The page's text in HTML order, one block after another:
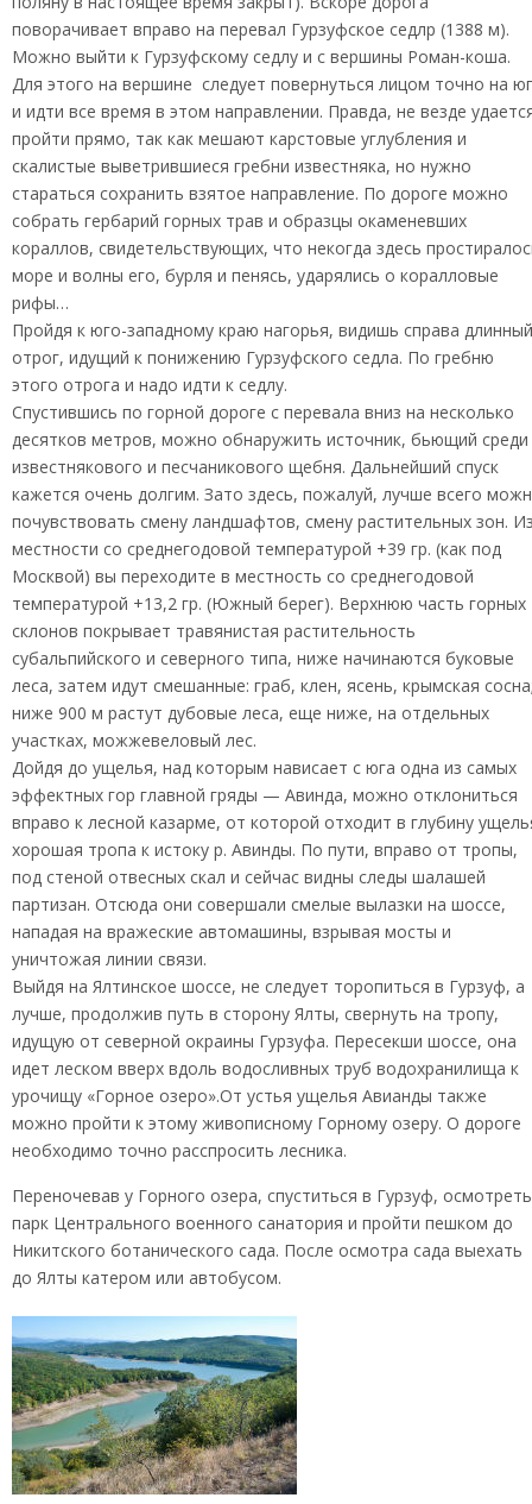
поворачивает вправо на перевал Гурзуфское седлр (1388 м).
Можно выйти к Гурзуфскому седлу и с вершины Роман-коша.
Для этого на вершине следует повернуться лицом точно на юг
и идти все время в этом направлении. Правда, не везде
пройти прямо, так как мешают карстовые углубления и
скалистые выветрившиеся гребни известняка, но нужно
стараться сохранить взятое направление. По дороге можно
собрать гербарий горных трав и образцы окаменевших
кораллов, свидетельствующих, что некогда здесь
море и волны его, бурля и пенясь, ударялись о коралловые
рифы…
Пройдя к юго-западному краю нагорья, видишь справа длинный
отрог, идущий к понижению Гурзуфского седла. По гребню
этого отрога и надо идти к седлу.
Спустившись по горной дороге с перевала вниз на несколько
десятков метров, можно обнаружить источник, бьющий среди
известнякового и песчаникового щебня. Дальнейший спуск
кажется очень долгим. Зато здесь, пожалуй, лучше всего
почувствовать смену ландшафтов, смену растительных зон.
местности со среднегодовой температурой +39 гр. (как под
Москвой) вы переходите в местность со среднегодовой
температурой +13,2 гр. (Южный берег). Верхнюю часть горных
склонов покрывает травянистая растительность
субальпийского и северного типа, ниже начинаются буковые
леса, затем идут смешанные: граб, клен, ясень, крымская
ниже 900 м растут дубовые леса, еще ниже, на отдельных
участках, можжевеловый лес.
Дойдя до ущелья, над которым нависает с юга одна из самых
эффектных гор главной гряды — Авинда, можно отклониться
вправо к лесной казарме, от которой отходит в глубину
хорошая тропа к истоку р. Авинды. По пути, вправо от тропы,
под стеной отвесных скал и сейчас видны следы шалашей
партизан. Отсюда они совершали смелые вылазки на шоссе,
нападая на вражеские автомашины, взрывая мосты и
уничтожая линии связи.
Выйдя на Ялтинское шоссе, не следует торопиться в Гурзуф, а
лучше, продолжив путь в сторону Ялты, свернуть на тропу,
идущую от северной окраины Гурзуфа. Пересекши шоссе, она
идет леском вверх вдоль водосливных труб водохранилища к
урочищу «Горное озеро».От устья ущелья Авианды также
можно пройти к этому живописному Горному озеру. О дороге
необходимо точно расспросить лесника.
Переночевав у Горного озера, спуститься в Гурзуф, осмотреть
парк Центрального военного санатория и пройти пешком до
Никитского ботанического сада. После осмотра сада выехать
до Ялты катером или автобусом.